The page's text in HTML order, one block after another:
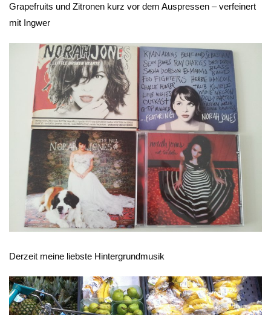
Grapefruits und Zitronen kurz vor dem Auspressen – verfeinert
mit Ingwer
Derzeit meine liebste Hintergrundmusik